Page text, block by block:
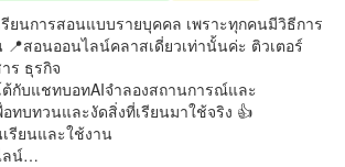
ยนการสอนแบบรายบุคคล เพราะทุกคนมีวิธีการ
📍สอนออนไลน์คลาสเดี่ยวเท่านั้นค่ะ ติวเตอร์
ร ธุรกิจ
กับแชทบอทAIจำลองสถานการณ์และ
อทบทวนและงัดสิ่งที่เรียนมาใช้จริง 👍
รียนและใช้งาน
ลน์…